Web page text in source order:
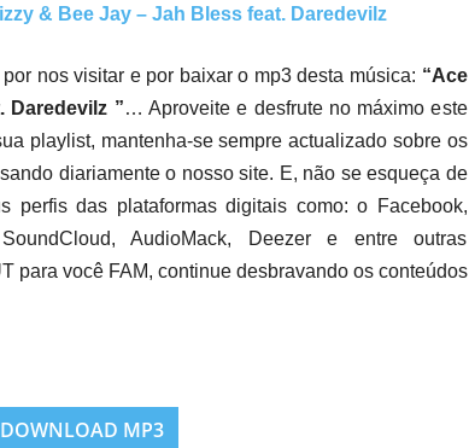
& Bee Jay – Jah Bless feat. Daredevilz
nos visitar e por baixar o mp3 desta música: “Ace
Daredevilz ”… Aproveite e desfrute no máximo este
playlist, mantenha-se sempre actualizado sobre os
diariamente o nosso site. E, não se esqueça de
perfis das plataformas digitais como: o Facebook,
AudioMack, Deezer e entre outras
para você FAM, continue desbravando os conteúdos
DOWNLOAD MP3